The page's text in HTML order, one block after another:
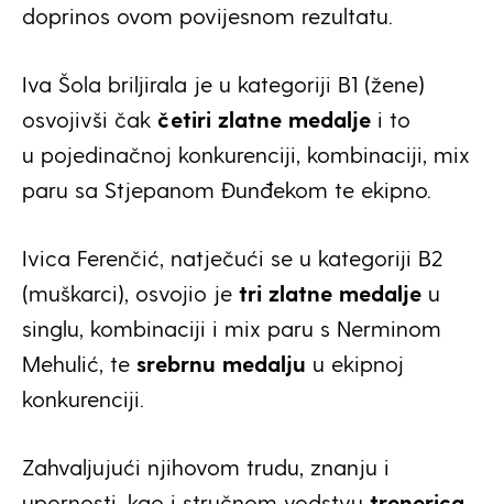
doprinos ovom povijesnom rezultatu.
Iva Šola briljirala je u kategoriji B1 (žene)
osvojivši čak četiri zlatne medalje i to
u pojedinačnoj konkurenciji, kombinaciji, mix
paru sa Stjepanom Đunđekom te ekipno.
Ivica Ferenčić, natječući se u kategoriji B2
(muškarci), osvojio je tri zlatne medalje u
singlu, kombinaciji i mix paru s Nerminom
Mehulić, te srebrnu medalju u ekipnoj
konkurenciji.
Zahvaljujući njihovom trudu, znanju i